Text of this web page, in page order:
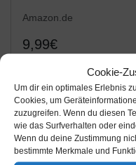
Cookie-
Um dir ein optimales Erlebnis
Cookies, um
zuzugreifen. Wenn du diesen
wie das Surfverhalten oder
Wenn du deine Zustimmung
bestimmte Merkmale und
Amazon.de
9,99€
3x Back- & Grillmatte
aus Teflon mit
Antihaftbeschichtung
(PFOA-frei) 40x33cm
Amazon / Ebay
Produkt ansehen*